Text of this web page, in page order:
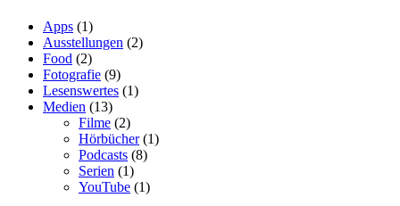
Apps (1)
Ausstellungen (2)
Food (2)
Fotografie (9)
Lesenswertes (1)
Medien (13)
Filme (2)
Hörbücher(1)
Podcasts (8)
Serien (1)
YouTube (1)